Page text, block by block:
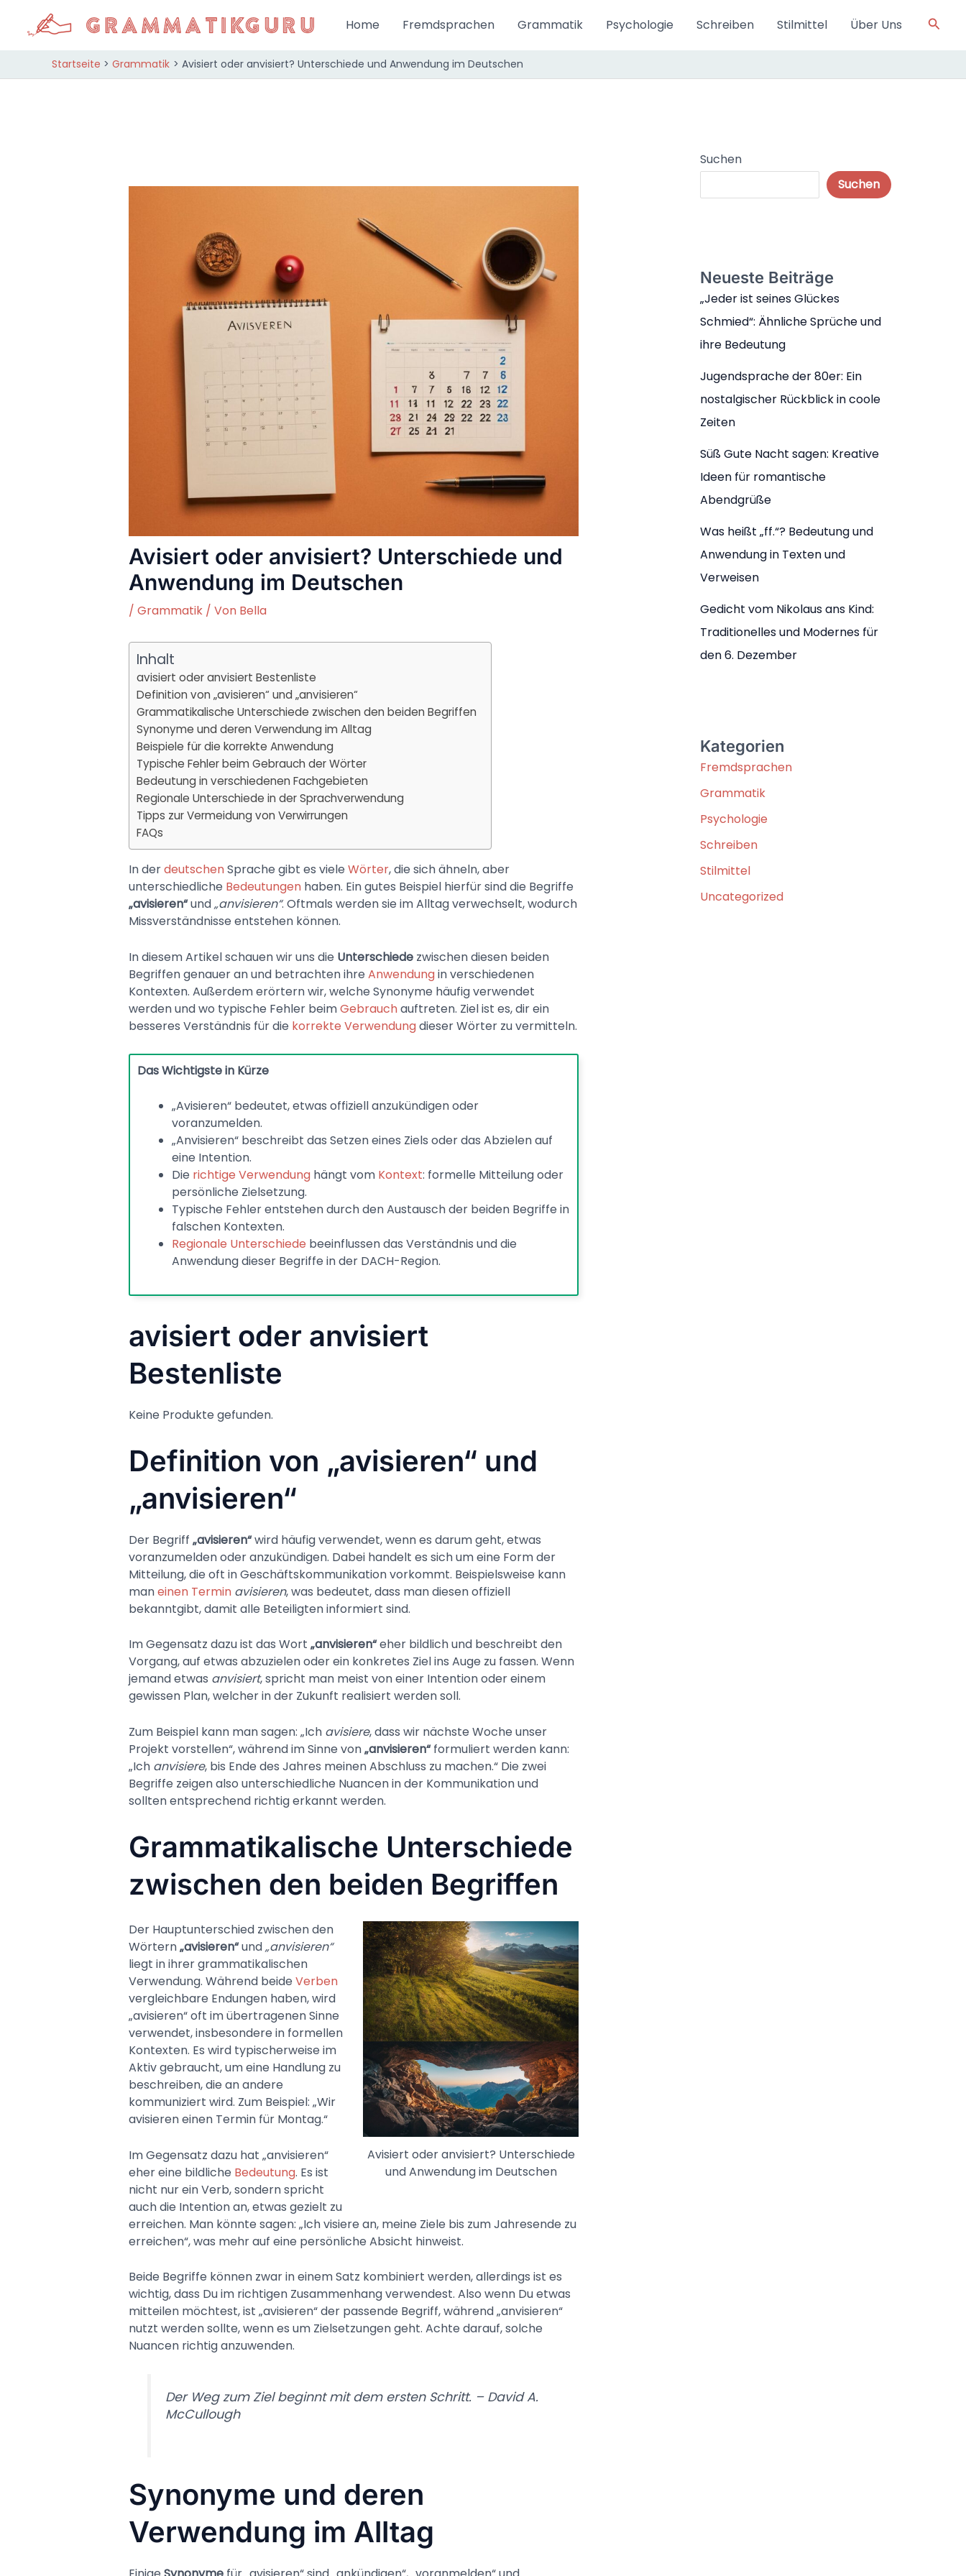
springen
Home Fremdsprachen Grammatik Psychologie Schreiben Stilmittel Über Uns
Startseite Grammatik Avisiert oder anvisiert? Unterschiede und Anwendung im Deutschen
Avisiert oder anvisiert? Unterschiede und
Anwendung im Deutschen
/ Grammatik/ Von Bella
Inhalt
avisiert oder anvisiert Bestenliste
Definition von „avisieren“ und „anvisieren“
Grammatikalische Unterschiede zwischen den beiden Begriffen
Synonyme und deren Verwendung im Alltag
Beispiele für die korrekte Anwendung
Typische Fehler beim Gebrauch der Wörter
Bedeutung in verschiedenen Fachgebieten
Regionale Unterschiede in der Sprachverwendung
Tipps zur Vermeidung von Verwirrungen
FAQs
In derdeutschenSprache gibt es viele Wörter, die sich ähneln, aber
unterschiedliche Bedeutungenhaben. Ein gutes Beispiel hierfür sind die Begriffe
„avisieren“und„anvisieren“. Oftmals werden sie im Alltag verwechselt, wodurch
Missverständnisse entstehen können.
In diesem Artikel schauen wir uns die Unterschiedezwischen diesen beiden
Begriffen genauer an und betrachten ihre Anwendungin verschiedenen
Kontexten. Außerdem erörtern wir, welche Synonyme häufig verwendet
werden und wo typische Fehler beimGebrauchauftreten. Ziel ist es, dir ein
besseres Verständnis für die korrekte Verwendungdieser Wörter zu vermitteln.
Das Wichtigste in Kürze
„Avisieren“ bedeutet, etwas offiziell anzukündigen oder
voranzumelden.
„Anvisieren“ beschreibt das Setzen eines Ziels oder das Abzielen auf
eine Intention.
Die richtige Verwendunghängt vom Kontext: formelle Mitteilung oder
persönliche Zielsetzung.
Typische Fehler entstehen durch den Austausch der beiden Begriffe in
falschen Kontexten.
Regionale Unterschiede beeinflussen das Verständnis und die
Anwendung dieser Begriffe in der DACH-Region.
avisiert oder anvisiert
Bestenliste
Keine Produkte gefunden.
Definition von „avisieren“ und
„anvisieren“
Der Begriff „avisieren“wird häufig verwendet, wenn es darum geht, etwas
voranzumelden oder anzukündigen. Dabei handelt es sich um eine Form der
Mitteilung, die oft in Geschäftskommunikation vorkommt. Beispielsweise kann
maneinen Termin avisieren, was bedeutet, dass man diesen offiziell
bekanntgibt, damit alle Beteiligten informiert sind.
Im Gegensatz dazu ist das Wort „anvisieren“eher bildlich und beschreibt den
Vorgang, auf etwas abzuzielen oder ein konkretes Ziel ins Auge zu fassen. Wenn
jemand etwas anvisiert, spricht man meist von einer Intention oder einem
gewissen Plan, welcher in der Zukunft realisiert werden soll.
Zum Beispiel kann man sagen: „Ich avisiere, dass wir nächste Woche unser
Projekt vorstellen“, während im Sinne von„anvisieren“formuliert werden kann:
„Ich anvisiere, bis Ende des Jahres meinen Abschluss zu machen.“ Die zwei
Begriffe zeigen also unterschiedliche Nuancen in der Kommunikation und
sollten entsprechend richtig erkannt werden.
Grammatikalische Unterschiede
zwischen den beiden Begriffen
Avisiert oder anvisiert? Unterschiede
und Anwendung im Deutschen
Der Hauptunterschied zwischen den
Wörtern„avisieren“und„anvisieren“
liegt in ihrer grammatikalischen
Verwendung. Während beide Verben
vergleichbare Endungen haben, wird
„avisieren“ oft im übertragenen Sinne
verwendet, insbesondere in formellen
Kontexten. Es wird typischerweise im
Aktiv gebraucht, um eine Handlung zu
beschreiben, die an andere
kommuniziert wird. Zum Beispiel: „Wir
avisieren einen Termin für Montag.“
Im Gegensatz dazu hat „anvisieren“
eher eine bildliche Bedeutung. Es ist
nicht nur ein Verb, sondern spricht
auch die Intention an, etwas gezielt zu
erreichen. Man könnte sagen: „Ich visiere an, meine Ziele bis zum Jahresende zu
erreichen“, was mehr auf eine persönliche Absicht hinweist.
Beide Begriffe können zwar in einem Satz kombiniert werden, allerdings ist es
wichtig, dass Du im richtigen Zusammenhang verwendest. Also wenn Du etwas
mitteilen möchtest, ist „avisieren“ der passende Begriff, während „anvisieren“
nutzt werden sollte, wenn es um Zielsetzungen geht. Achte darauf, solche
Nuancen richtig anzuwenden.
Der Weg zum Ziel beginnt mit dem ersten Schritt. – David A.
McCullough
Synonyme und deren
Verwendung im Alltag
Suchen
Suchen
Neueste Beiträge
„Jeder ist seines Glückes
Schmied“: Ähnliche Sprüche und
ihre Bedeutung
Jugendsprache der 80er: Ein
nostalgischer Rückblick in coole
Zeiten
Süß Gute Nacht sagen: Kreative
Ideen für romantische
Abendgrüße
Was heißt „ff.“? Bedeutung und
Anwendung in Texten und
Verweisen
Gedicht vom Nikolaus ans Kind:
Traditionelles und Modernes für
den 6. Dezember
Kategorien
Fremdsprachen
Grammatik
Psychologie
Schreiben
Stilmittel
Uncategorized